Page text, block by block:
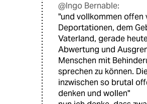
@Ingo Bernable:
"und vollkommen offen
Deportationen, dem
Vaterland, gerade
Abwertung und
Menschen mit
sprechen zu können.
inzwischen so brutal
denken und wollen"